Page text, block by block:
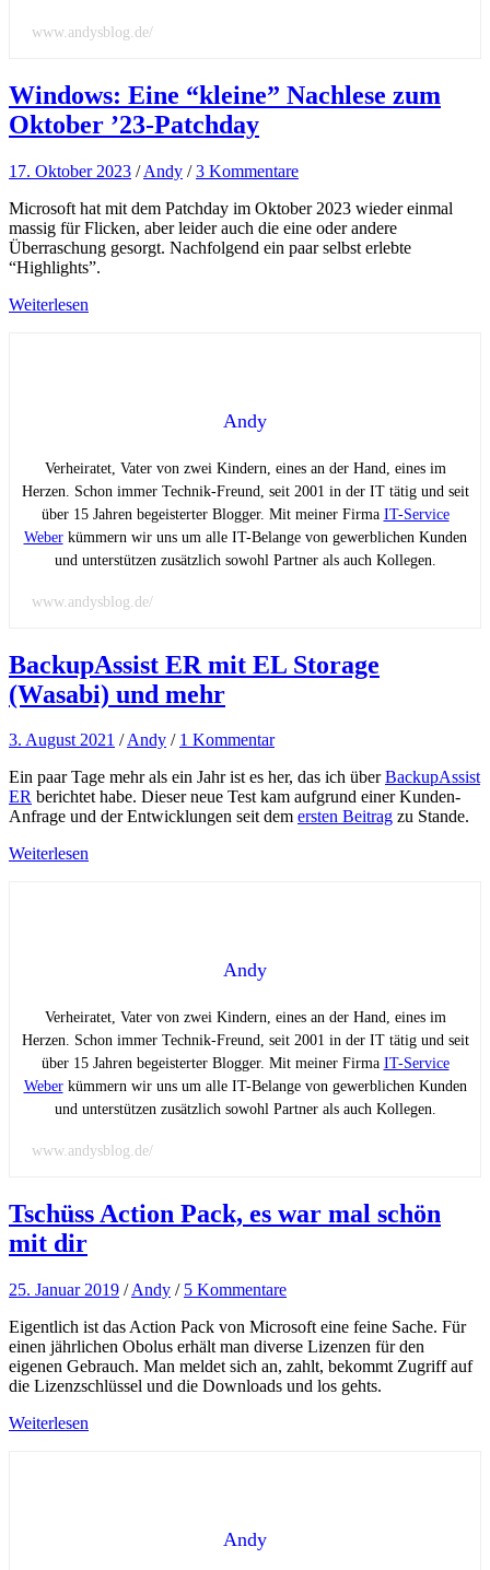
www.andysblog.de/
Windows: Eine “kleine” Nachlese zum
Oktober ’23-Patchday
17. Oktober 2023 /Andy /3 Kommentare
Microsoft hat mit dem Patchday im Oktober 2023 wieder einmal
massig für Flicken, aber leider auch die eine oder andere
Überraschung gesorgt. Nachfolgend ein paar selbst erlebte
“Highlights”.
Weiterlesen
Andy
Verheiratet, Vater von zwei Kindern, eines an der Hand, eines im
Herzen. Schon immer Technik-Freund, seit 2001 in der IT tätig und seit
über 15 Jahren begeisterter Blogger. Mit meiner Firma IT-Service
Weberkümmern wir uns um alle IT-Belange von gewerblichen Kunden
und unterstützen zusätzlich sowohl Partner als auch Kollegen.
www.andysblog.de/
BackupAssist ER mit EL Storage
(Wasabi) und mehr
3. August 2021 /Andy / 1 Kommentar
Ein paar Tage mehr als ein Jahr ist es her, das ich überBackupAssist
ER berichtet habe. Dieser neue Test kam aufgrund einer Kunden-
Anfrage und der Entwicklungen seit dem ersten Beitrag zu Stande.
Weiterlesen
Andy
Verheiratet, Vater von zwei Kindern, eines an der Hand, eines im
Herzen. Schon immer Technik-Freund, seit 2001 in der IT tätig und seit
über 15 Jahren begeisterter Blogger. Mit meiner Firma IT-Service
Weberkümmern wir uns um alle IT-Belange von gewerblichen Kunden
und unterstützen zusätzlich sowohl Partner als auch Kollegen.
www.andysblog.de/
Tschüss Action Pack, es war mal schön
mit dir
25. Januar 2019 /Andy / 5 Kommentare
Eigentlich ist das Action Pack von Microsoft eine feine Sache. Für
einen jährlichen Obolus erhält man diverse Lizenzen für den
eigenen Gebrauch. Man meldet sich an, zahlt, bekommt Zugriff auf
die Lizenzschlüssel und die Downloads und los gehts.
Weiterlesen
Andy